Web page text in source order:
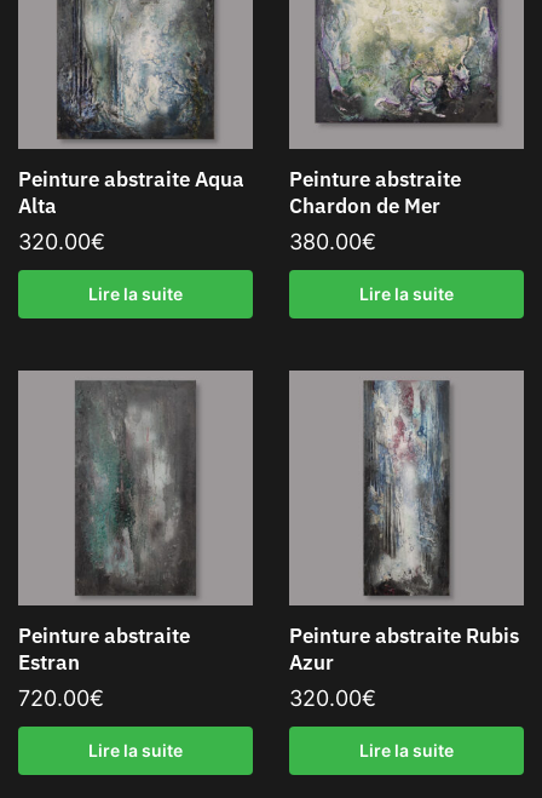
Peinture abstraite Aqua
Alta
320.00€
Lire la suite
Peinture abstraite
Chardon de Mer
380.00€
Lire la suite
Peinture abstraite
Estran
720.00€
Lire la suite
Peinture abstraite Rubis
Azur
320.00€
Lire la suite